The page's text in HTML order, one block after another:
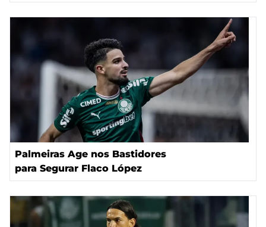
Palmeiras Age nos Bastidores
para Segurar Flaco López